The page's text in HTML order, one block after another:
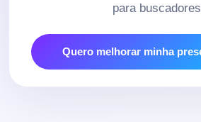
para
Quero melhorar minha